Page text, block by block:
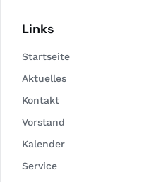
Links
Startseite
Aktuelles
Kontakt
Vorstand
Kalender
Service